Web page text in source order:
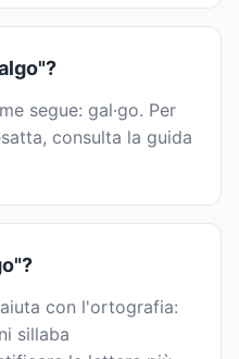
segue: gal·go. Per
consulta la guida
con l'ortografia:
sillaba